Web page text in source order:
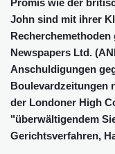
John sind mit ihrer
Newspapers Ltd.
Anschuldigungen
Boulevardzeitungen
der Londoner High
"überwältigendem
Gerichtsverfahren,